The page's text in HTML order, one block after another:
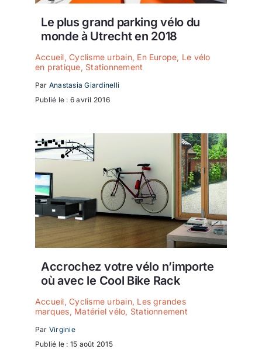
Le plus grand parking vélo du
monde à Utrecht en 2018
Accueil,Cyclisme urbain, En Europe, Le vélo
en pratique, Stationnement
Par Anastasia Giardinelli
Publié le : 6 avril 2016
Accrochez votre vélo n’importe
où avec le Cool Bike Rack
Accueil,Cyclisme urbain, Les grandes
marques, Matériel vélo, Stationnement
Par Virginie
Publié le : 15 août 2015